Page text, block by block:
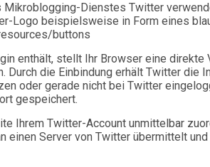
Dienstes Twitter
Logo beispielsweise in Form eines
buttons
enthält, stellt Ihr Browser eine
die Einbindung erhält Twitter
oder gerade nicht bei Twitter
gespeichert.
Ihrem Twitter-Account unmittelbar
Server von Twitter übermittelt